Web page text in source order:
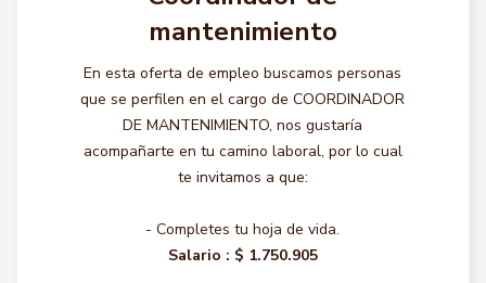
mantenimiento
En esta oferta de empleo buscamos personas
que se perfilen en el cargo de COORDINADOR
DE MANTENIMIENTO, nos gustaría
acompañarte en tu camino laboral, por lo cual
te invitamos a que:
- Completes tu hoja de vida.
Salario : $ 1.750.905